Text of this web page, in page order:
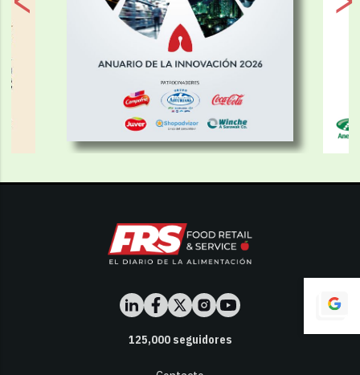
125,000seguidores